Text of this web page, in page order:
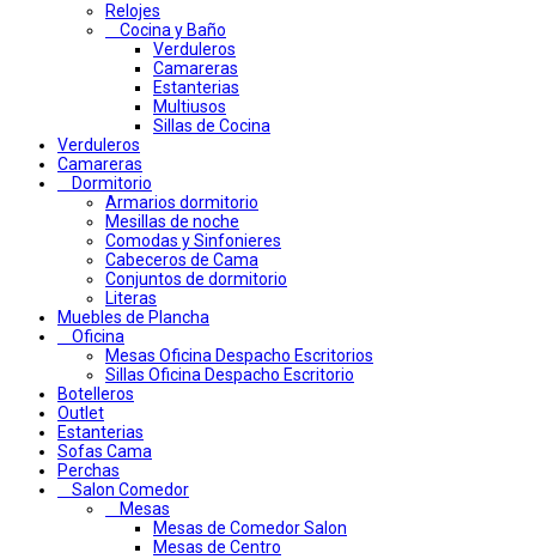
Relojes
Cocina y Baño
Verduleros
Camareras
Estanterias
Multiusos
Sillas de Cocina
Verduleros
Camareras
Dormitorio
Armarios dormitorio
Mesillas de noche
Comodas y Sinfonieres
Cabeceros de Cama
Conjuntos de dormitorio
Literas
Muebles de Plancha
Oficina
Mesas Oficina Despacho Escritorios
Sillas Oficina Despacho Escritorio
Botelleros
Outlet
Estanterias
Sofas Cama
Perchas
Salon Comedor
Mesas
Mesas de Comedor Salon
Mesas de Centro